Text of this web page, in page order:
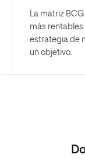
La matriz
más rentables
estrategia de
un objetivo.